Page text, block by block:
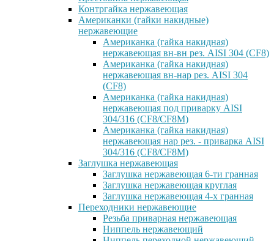
Контргайка нержавеющая
Американки (гайки накидные)
нержавеющие
Американка (гайка накидная)
нержавеющая вн-вн рез. AISI 304 (CF8)
Американка (гайка накидная)
нержавеющая вн-нар рез. AISI 304
(CF8)
Американка (гайка накидная)
нержавеющая под приварку AISI
304/316 (CF8/CF8M)
Американка (гайка накидная)
нержавеющая нар рез. - приварка AISI
304/316 (CF8/CF8M)
Заглушка нержавеющая
Заглушка нержавеющая 6-ти гранная
Заглушка нержавеющая круглая
Заглушка нержавеющая 4-х гранная
Переходники нержавеющие
Резьба приварная нержавеющая
Ниппель нержавеющий